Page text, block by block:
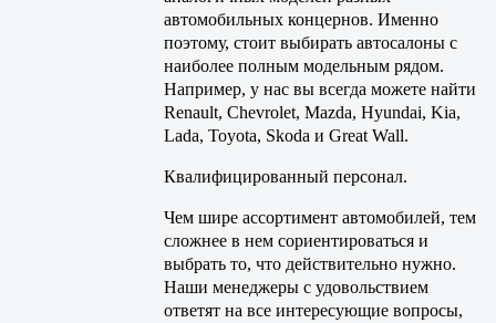
автомобильных концернов. Именно
поэтому, стоит выбирать автосалоны с
наиболее полным модельным рядом.
Например, у нас вы всегда можете найти
Renault, Chevrolet, Mazda, Hyundai, Kia,
Lada, Toyota, Skoda и Great Wall.
Квалифицированный персонал.
Чем шире ассортимент автомобилей, тем
сложнее в нем сориентироваться и
выбрать то, что действительно нужно.
Наши менеджеры с удовольствием
ответят на все интересующие вопросы,